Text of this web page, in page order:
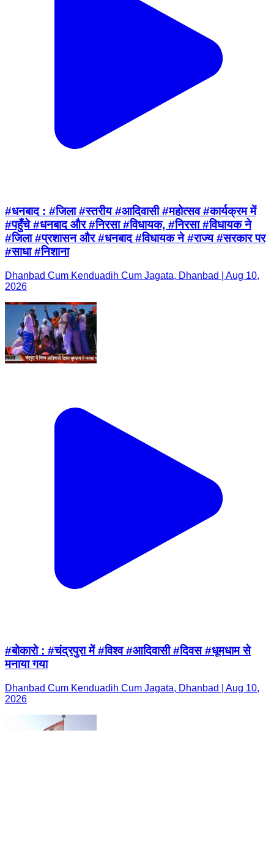
#धनबाद : #जिला #स्तरीय #आदिवासी #महोत्सव #कार्यक्रम में
#पहुँचे #धनबाद और #निरसा #विधायक, #निरसा #विधायक ने
#जिला #प्रशासन और #धनबाद #विधायक ने #राज्य #सरकार पर
#साधा #निशाना
Dhanbad Cum Kenduadih Cum Jagata, Dhanbad | Aug 10,
2026
#बोकारो : #चंद्रपुरा में #विश्व #आदिवासी #दिवस #धूमधाम से
मनाया गया
Dhanbad Cum Kenduadih Cum Jagata, Dhanbad | Aug 10,
2026